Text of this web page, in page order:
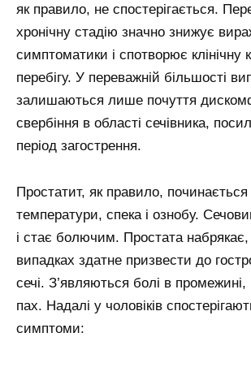
як правило, не спостерігається.
хронічну стадію значно знижує
симптоматики і спотворює клінічну
перебігу. У переважній більшості
залишаються лише почуття
свербіння в області сечівника,
період загострення.
Простатит, як правило, починається
температури, спека і ознобу.
і стає болючим. Простата
випадках здатне призвести до
сечі. З’являються болі в
пах. Надалі у чоловіків
симптоми: